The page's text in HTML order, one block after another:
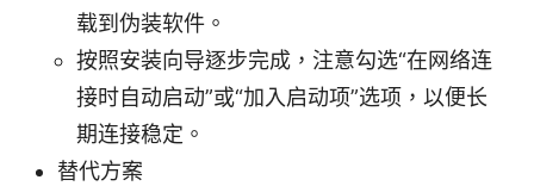
载到伪装软件。
按照安装向导逐步完成，注意勾选“在网络连
接时自动启动”或“加入启动项”选项，以便长
期连接稳定。
替代方案